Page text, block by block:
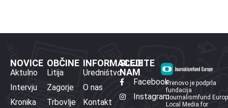
NOVICE
Aktulno
Intervju
Kronika
OBČINE
Litija
Zagorje
Trbovlje
INFORMACIJE
Uredništvo
O nas
Kontakt
SLEDITE
NAM
Facebook
Instagram
Prenovo je podprla
fundacija
Journalismfund
Local Media for